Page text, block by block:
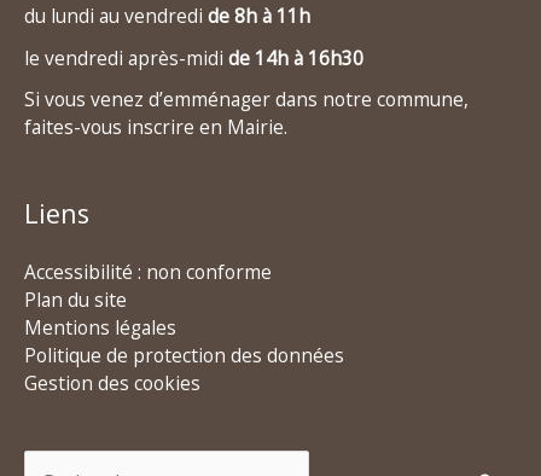
du lundi au vendredi de 8h à 11h
le vendredi après-midi de 14h à 16h30
Si vous venez d’emménager dans notre commune,
faites-vous inscrire en Mairie.
Liens
Accessibilité : non conforme
Plan du site
Mentions légales
Politique de protection des données
Gestion des cookies